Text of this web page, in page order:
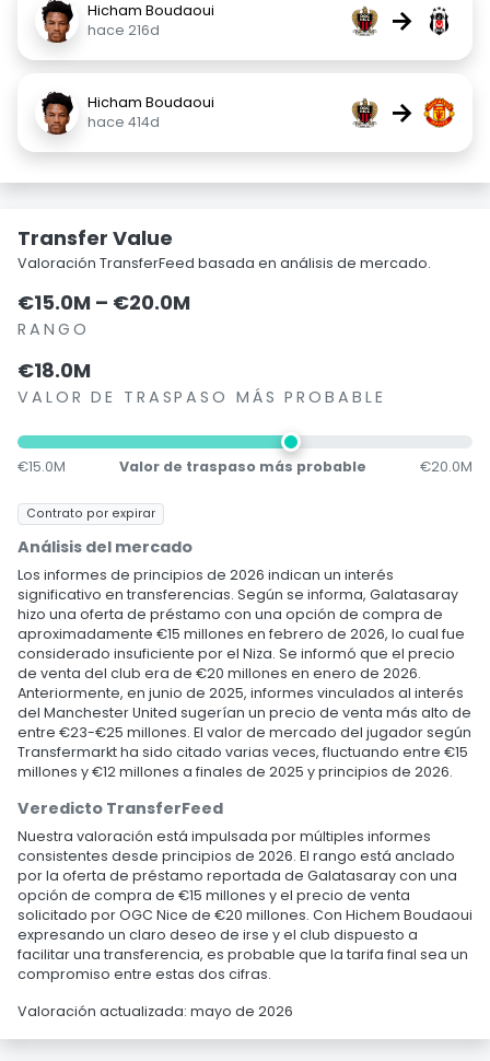
Hicham Boudaoui
hace 216d
→
Hicham Boudaoui
hace 414d
→
Transfer Value
Valoración TransferFeed basada en análisis de mercado.
€15.0M – €20.0M
RANGO
€18.0M
VALOR DE TRASPASO MÁS PROBABLE
€15.0M Valor de traspaso más probable €20.0M
Contrato por expirar
Análisis del mercado
Los informes de principios de 2026 indican un interés
significativo en transferencias. Según se informa, Galatasaray
hizo una oferta de préstamo con una opción de compra de
aproximadamente €15 millones en febrero de 2026, lo cual fue
considerado insuficiente por el Niza. Se informó que el precio
de venta del club era de €20 millones en enero de 2026.
Anteriormente, en junio de 2025, informes vinculados al interés
del Manchester United sugerían un precio de venta más alto de
entre €23-€25 millones. El valor de mercado del jugador según
Transfermarkt ha sido citado varias veces, fluctuando entre €15
millones y €12 millones a finales de 2025 y principios de 2026.
Veredicto TransferFeed
Nuestra valoración está impulsada por múltiples informes
consistentes desde principios de 2026. El rango está anclado
por la oferta de préstamo reportada de Galatasaray con una
opción de compra de €15 millones y el precio de venta
solicitado por OGC Nice de €20 millones. Con Hichem Boudaoui
expresando un claro deseo de irse y el club dispuesto a
facilitar una transferencia, es probable que la tarifa final sea un
compromiso entre estas dos cifras.
Valoración actualizada: mayo de 2026